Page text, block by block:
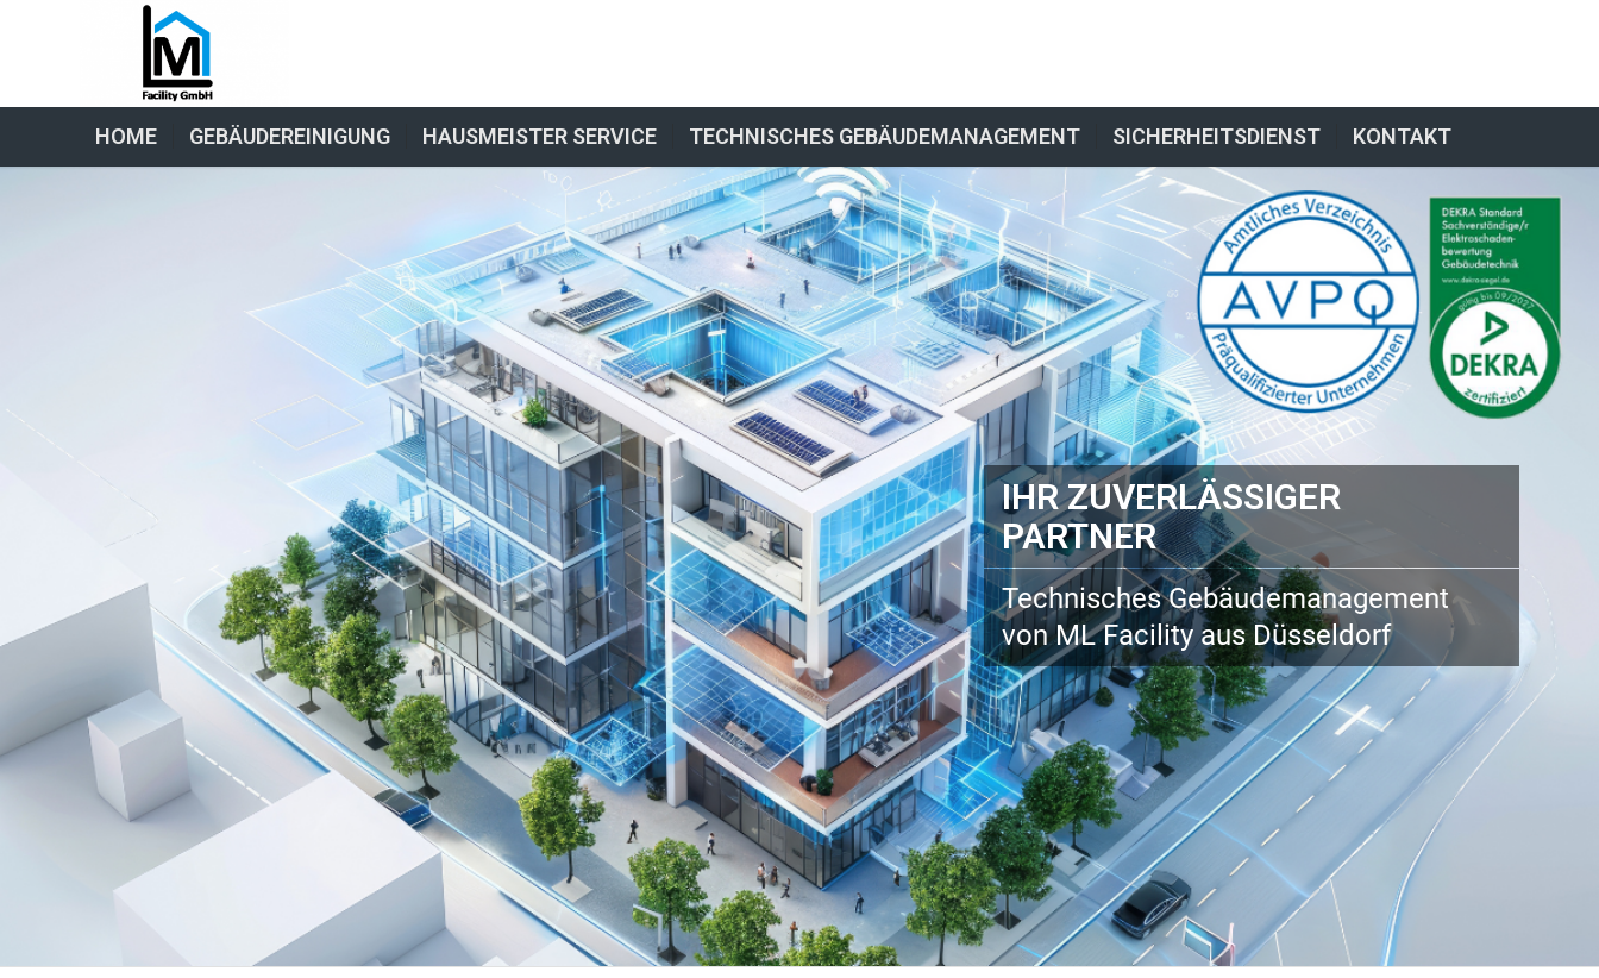
HOME GEBÄUDEREINIGUNG HAUSMEISTER SERVICE TECHNISCHES GEBÄUDEMANAGEMENT SICHERHEITSDIENST KONTAKT
IHR ZUVERLÄSSIGER
PARTNER
Technisches Gebäudemanagement
von ML Facility aus Düsseldorf